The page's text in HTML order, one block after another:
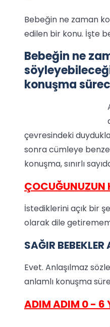
Bebeğin ne zaman
edilen bir konu. İşte
Bebeğin ne
konuşma
çevresindeki
sonra cümleye
konuşma, sınırlı
ÇOCUĞUNUZUN
İstediklerini açık bir
olarak dile
SAĞIR
Evet. Anlaşılmaz
anlamlı konuşma
ADIM ADIM 0 - 6